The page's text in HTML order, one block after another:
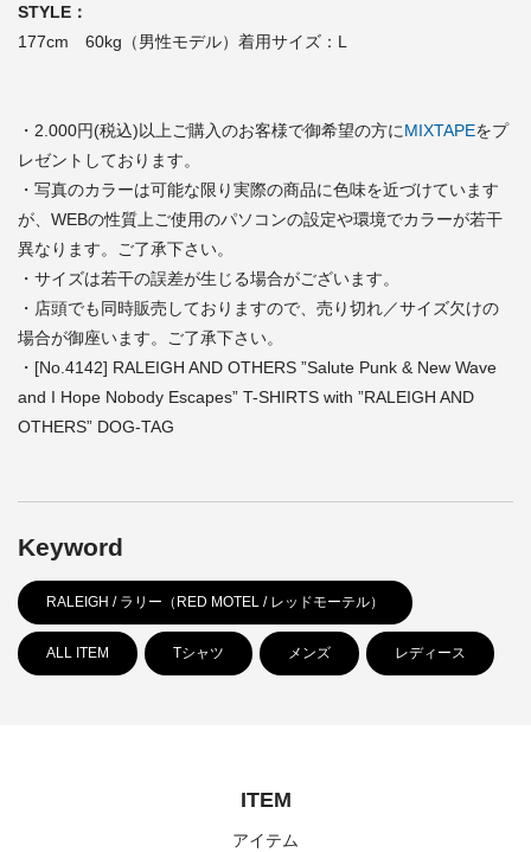
STYLE：
177cm 60kg（男性モデル）着用サイズ：L
・2.000円(税込)以上ご購入のお客様で御希望の方にMIXTAPEをプ
レゼントしております。
・写真のカラーは可能な限り実際の商品に色味を近づけています
が、WEBの性質上ご使用のパソコンの設定や環境でカラーが若干
異なります。ご了承下さい。
・サイズは若干の誤差が生じる場合がございます。
・店頭でも同時販売しておりますので、売り切れ／サイズ欠けの
場合が御座います。ご了承下さい。
・[No.4142] RALEIGH AND OTHERS ”Salute Punk & New Wave
and I Hope Nobody Escapes” T-SHIRTS with ”RALEIGH AND
OTHERS” DOG-TAG
Keyword
RALEIGH / ラリー（RED MOTEL / レッドモーテル）
ALL ITEM Tシャツ メンズ レディース
ITEM
アイテム